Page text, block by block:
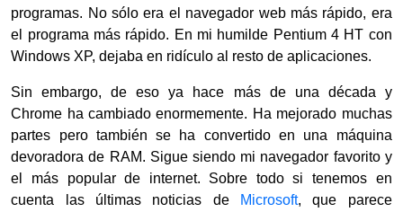
programas. No sólo era el navegador web más rápido, era
el programa más rápido. En mi humilde Pentium 4 HT con
Windows XP, dejaba en ridículo al resto de aplicaciones.
Sin embargo, de eso ya hace más de una década y
Chrome ha cambiado enormemente. Ha mejorado muchas
partes pero también se ha convertido en una máquina
devoradora de RAM. Sigue siendo mi navegador favorito y
el más popular de internet. Sobre todo si tenemos en
cuenta las últimas noticias de
Microsoft, que parece